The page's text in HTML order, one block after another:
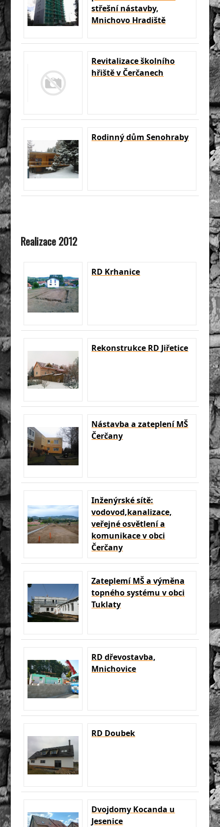
střešní nástavby,
Mnichovo Hradiště
Revitalizace školního
hřiště v Čerčanech
Rodinný dům Senohraby
Realizace 2012
RD Krhanice
Rekonstrukce RD Jiřetice
Nástavba a zateplení MŠ
Čerčany
Inženýrské sítě:
vodovod,kanalizace,
veřejné osvětlení a
komunikace v obci
Čerčany
Zateplemí MŠ a výměna
topného systému v obci
Tuklaty
RD dřevostavba,
Mnichovice
RD Doubek
Dvojdomy Kocanda u
Jesenice